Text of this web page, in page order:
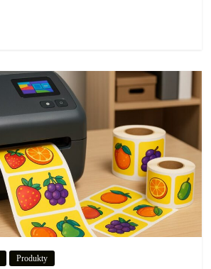
Produkty